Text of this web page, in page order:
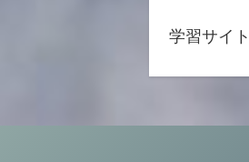
学習サイト